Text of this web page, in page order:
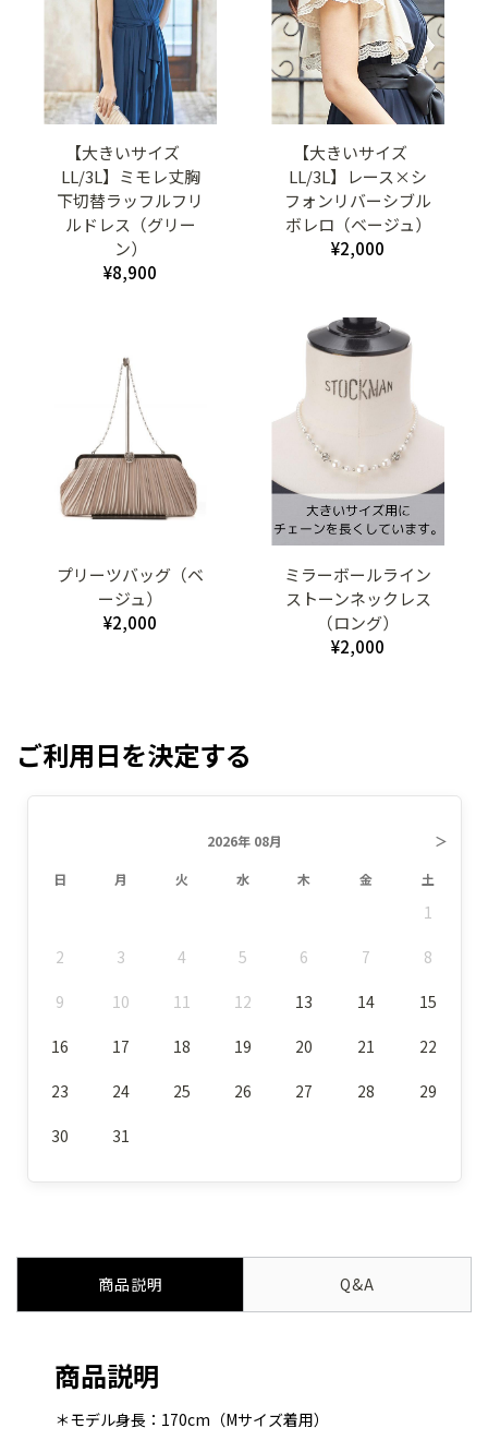
【大きいサイズ
LL/3L】ミモレ丈胸
下切替ラッフルフリ
ルドレス（グリー
ン）
¥8,900
【大きいサイズ
LL/3L】レース×シ
フォンリバーシブル
ボレロ（ベージュ）
¥2,000
プリーツバッグ（ベ
ージュ）
¥2,000
ミラーボールライン
ストーンネックレス
（ロング）
¥2,000
ご利用日を決定する
2026年 08月 ＞
日 月 火 水 木 金 土
1
2 3 4 5 6 7 8
9 10 11 12 13 14 15
16 17 18 19 20 21 22
23 24 25 26 27 28 29
30 31
商品説明 Q&A
商品説明
＊モデル身長：170cm（Mサイズ着用）